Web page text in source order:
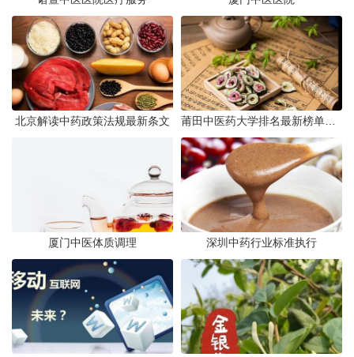
北京解读中药政策法规最新条文
厦门中医体质调理 深圳中药行业标准执行